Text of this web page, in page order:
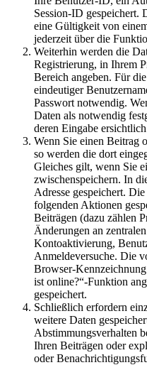
Session-ID gespeichert.
eine Gültigkeit von
jederzeit über die
Weiterhin werden die
Registrierung, in Ihrem
Bereich angeben. Für
eindeutiger
Passwort notwendig.
Daten als notwendig
deren Eingabe
Wenn Sie einen Beitrag
so werden die dort
Gleiches gilt, wenn Sie
zwischenspeichern. In
Adresse gespeichert.
folgenden Aktionen
Beiträgen (dazu zählen
Änderungen an
Kontoaktivierung,
Anmeldeversuche. Die
Browser-
ist online?“-Funktion
gespeichert.
Schließlich erfordern
weitere Daten
Abstimmungsverhalten
Ihren Beiträgen oder
oder